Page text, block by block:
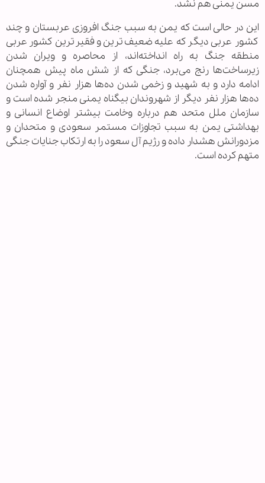
مسن یمنی هم نشد.
این در حالی است که یمن به سبب جنگ افروزی عربستان و چند
کشور عربی دیگر که علیه ضعیف‌ترین و فقیر‌ترین کشور عربی
منطقه جنگ به راه انداخته‌اند، از محاصره و ویران شدن
زیرساخت‌ها رنج می‌برد، جنگی که از شش ماه پیش همچنان
ادامه دارد و به شهید و زخمی شدن ده‌ها هزار نفر و آواره شدن
ده‌ها هزار نفر دیگر از شهروندان بیگناه یمنی منجر شده است و
سازمان ملل متحد هم درباره وخامت بیشتر اوضاع انسانی و
بهداشتی یمن به سبب تجاوزات مستمر سعودی و متحدان و
مزدورانش هشدار داده و رژیم آل سعود را به ارتکاب جنایات جنگی
متهم کرده است.